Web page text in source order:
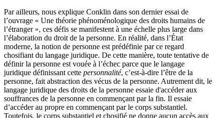
Par ailleurs, nous explique Conklin dans son dernier essai de
l’ouvrage « Une théorie phénoménologique des droits humains de
l’étranger », ces défis se manifestent à une échelle plus large dans
l’élaboration du droit de la personne. En réalité, dans l’État
moderne, la notion de personne est prédéfinie par ce regard
chosifiant du langage juridique. De cette manière, toute tentative de
définir la personne est vouée à l’échec parce que le langage
juridique définissant cette personnalité, c’est-à-dire l’être de la
personne, fait abstraction des vécus de la personne. Autrement dit, le
langage juridique des droits de la personne essaie d'accéder aux
souffrances de la personne en commençant par la fin. Il essaie
d’accéder au propre en commençant par le corps substantiel.
Toutefois, le corps substantiel et chosifié ne donne aucun accès aux